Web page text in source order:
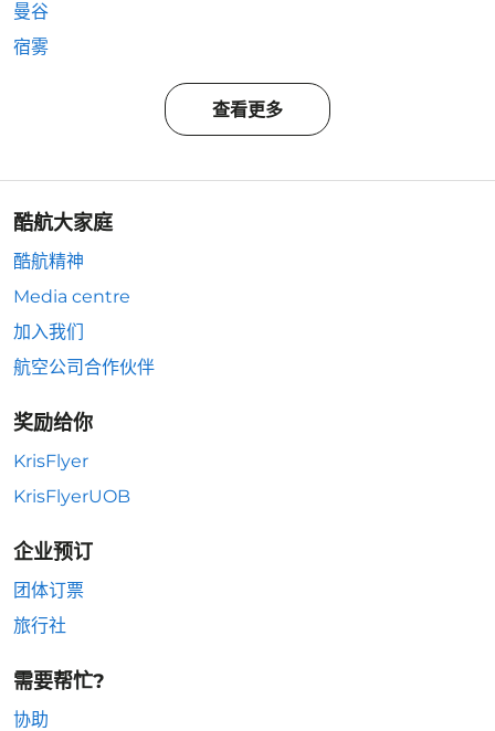
曼谷
宿雾
查看更多
酷航大家庭
酷航精神
Media centre
加入我们
航空公司合作伙伴
奖励给你
KrisFlyer
KrisFlyerUOB
企业预订
团体订票
旅行社
需要帮忙?
协助